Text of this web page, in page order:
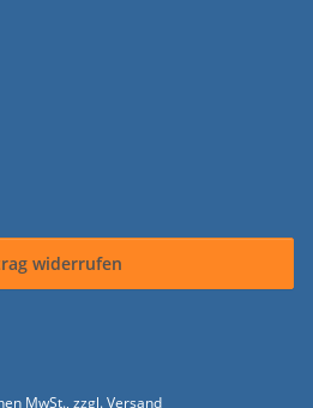
widerrufen
MwSt., zzgl.Versand